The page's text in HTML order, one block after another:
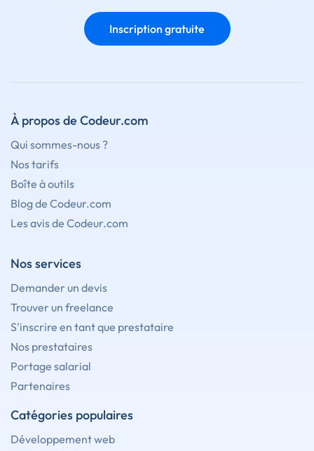
Inscription gratuite
À propos de Codeur.com
Qui sommes-nous ?
Nos tarifs
Boîte à outils
Blog de Codeur.com
Les avis de Codeur.com
Nos services
Demander un devis
Trouver un freelance
S'inscrire en tant que prestataire
Nos prestataires
Portage salarial
Partenaires
Catégories populaires
Développement web